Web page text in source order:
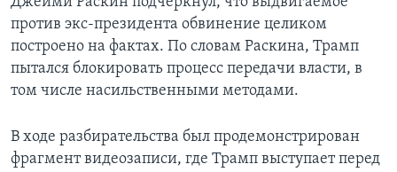
против экс-президента обвинение целиком
построено на фактах. По словам Раскина, Трамп
пытался блокировать процесс передачи власти, в
том числе насильственными методами.
В ходе разбирательства был продемонстрирован
фрагмент видеозаписи, где Трамп выступает перед